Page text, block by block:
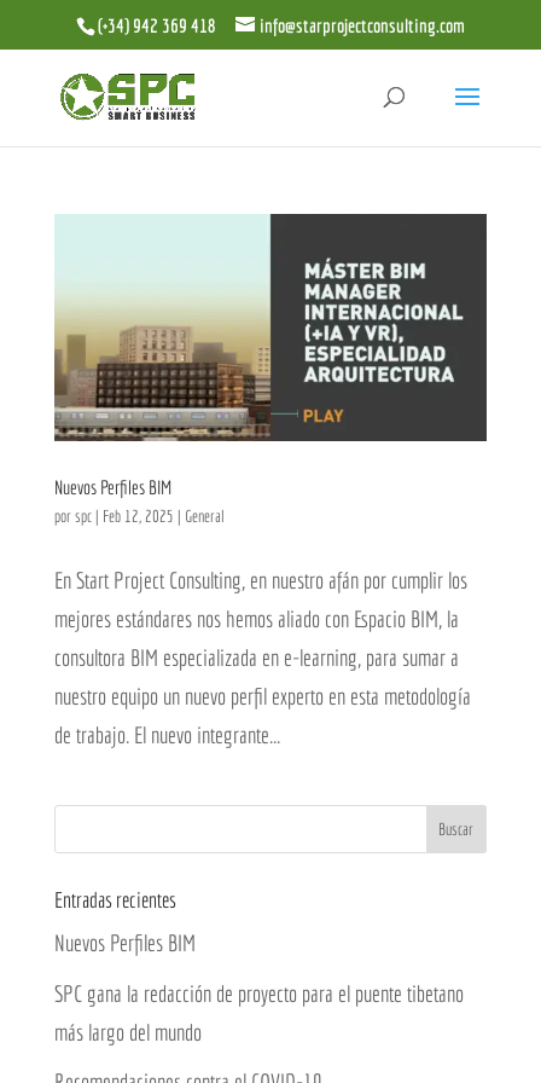
(+34) 942 369 418 info@starprojectconsulting.com
Nuevos Perfiles BIM
porspc| Feb 12, 2025 | General
En Start Project Consulting, en nuestro afán por cumplir los
mejores estándares nos hemos aliado con Espacio BIM, la
consultora BIM especializada en e-learning, para sumar a
nuestro equipo un nuevo perfil experto en esta metodología
de trabajo. El nuevo integrante...
Entradas recientes
Nuevos Perfiles BIM
SPC gana la redacción de proyecto para el puente tibetano
más largo del mundo